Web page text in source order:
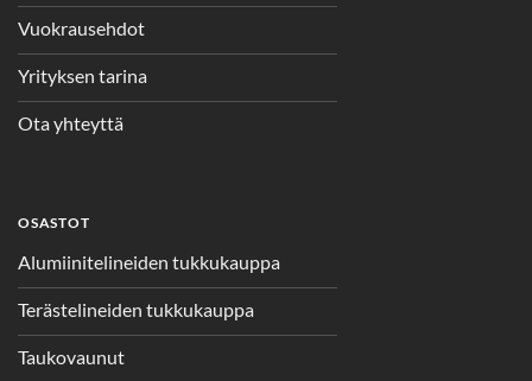
Vuokrausehdot
Yrityksen tarina
Ota yhteyttä
OSASTOT
Alumiinitelineiden tukkukauppa
Terästelineiden tukkukauppa
Taukovaunut